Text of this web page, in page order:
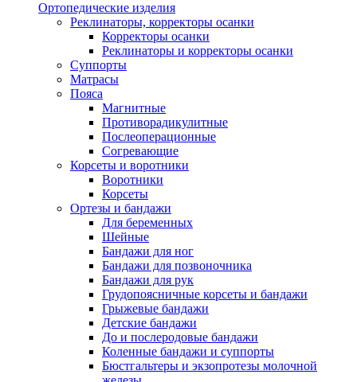
Ортопедические изделия
Реклинаторы, корректоры осанки
Корректоры осанки
Реклинаторы и корректоры осанки
Суппорты
Матрасы
Пояса
Магнитные
Противорадикулитные
Послеоперационные
Согревающие
Корсеты и воротники
Воротники
Корсеты
Ортезы и бандажи
Для беременных
Шейные
Бандажи для ног
Бандажи для позвоночника
Бандажи для рук
Грудопоясничные корсеты и бандажи
Грыжевые бандажи
Детские бандажи
До и послеродовые бандажи
Коленные бандажи и суппорты
Бюстгальтеры и экзопротезы молочной